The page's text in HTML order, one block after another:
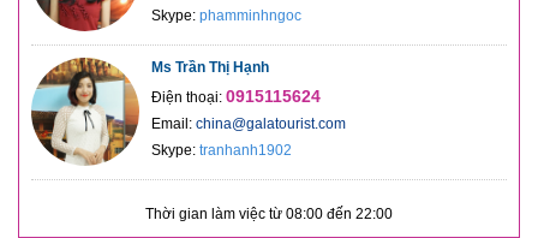
Skype: phamminhngoc
Ms Trần Thị Hạnh
Điện thoại: 0915115624
Email: china@galatourist.com
Skype: tranhanh1902
Thời gian làm việc từ 08:00 đến 22:00